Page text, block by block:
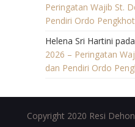
Peringatan Wajib St.
Pendiri Ordo
Helena Sri Hartini pada
2026 – Peringatan
dan Pendiri Ordo
Copyright 2020 Resi